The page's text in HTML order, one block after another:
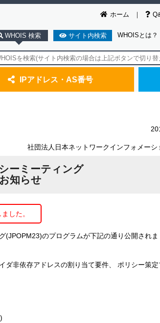
ホーム
WHOIS 検索 サイト内検索 WHOISとは？
IPアドレス・AS番号
社団法人日本ネットワークインフォメーシ
ーミーティング
知らせ
した。
のプログラムが下記の通り公開されま
非依存アドレスの割り当て要件、 ポリシー策